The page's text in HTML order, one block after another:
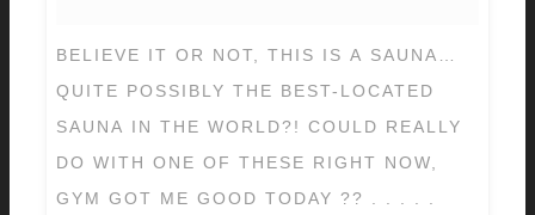
BELIEVE IT OR NOT, THIS IS A SAUNA…
QUITE POSSIBLY THE BEST-LOCATED
SAUNA IN THE WORLD?! COULD REALLY
DO WITH ONE OF THESE RIGHT NOW,
GYM GOT ME GOOD TODAY ?? . . . . .